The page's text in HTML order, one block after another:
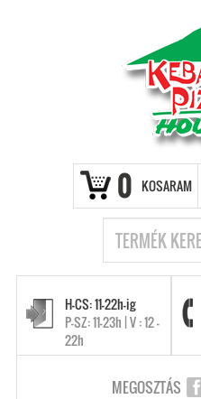
0 KOSARAM
H-CS: 11-22h-ig
P-SZ: 11-23h | V : 12 -
22h
MEGOSZTÁS